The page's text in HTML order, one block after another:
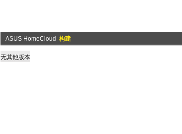
ASUS HomeCloud 构建
无其他版本